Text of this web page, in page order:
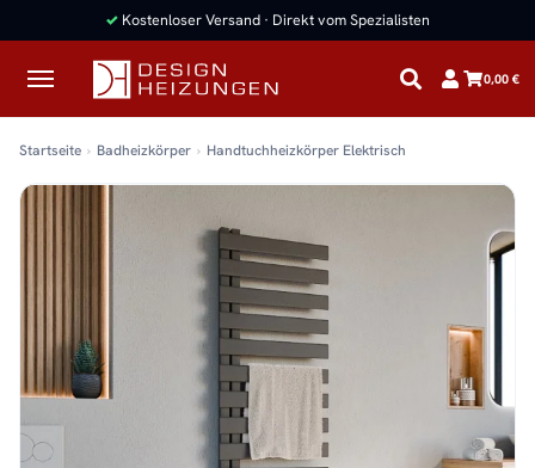
✓ Kostenloser Versand · Direkt vom Spezialisten
0,00 €
Startseite Badheizkörper Handtuchheizkörper Elektrisch